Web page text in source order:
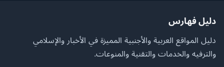
دليل فهارس
دليل المواقع العربية والأجنبية المميزة في الأخبار والإسلامي
والترفيه والخدمات والتقنية والمنوعات.